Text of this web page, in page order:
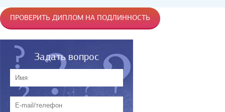
ПРОВЕРИТЬ ДИПЛОМ НА ПОДЛИННОСТЬ
Задать вопрос